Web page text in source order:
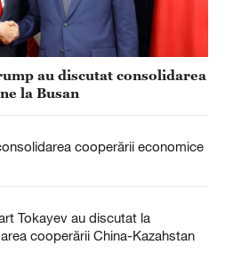
au discutat consolidarea
la Busan
cooperării economice
Tokayev au discutat la
cooperării China-Kazahstan